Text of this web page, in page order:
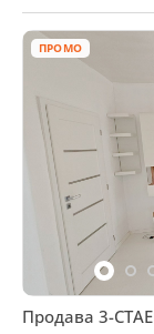
ПРОМО
Продава 3-